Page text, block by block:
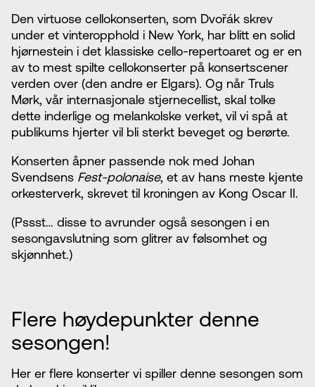
Den virtuose cellokonserten, som Dvořák skrev
under et vinteropphold i New York, har blitt en solid
hjørnestein i det klassiske cello-repertoaret og er en
av to mest spilte cellokonserter på konsertscener
verden over (den andre er Elgars). Og når Truls
Mørk, vår internasjonale stjernecellist, skal tolke
dette inderlige og melankolske verket, vil vi spå at
publikums hjerter vil bli sterkt beveget og berørte.
Konserten åpner passende nok med Johan
Svendsens Fest-polonaise, et av hans meste kjente
orkesterverk, skrevet til kroningen av Kong Oscar II.
(Pssst… disse to avrunder også sesongen i en
sesongavslutning som glitrer av følsomhet og
skjønnhet.)
Flere høydepunkter denne
sesongen!
Her er flere konserter vi spiller denne sesongen som